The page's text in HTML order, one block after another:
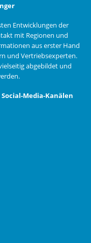
Entwicklungen der
mit Regionen und
aus erster Hand
und Vertriebsexperten.
abgebildet und
Media-Kanälen